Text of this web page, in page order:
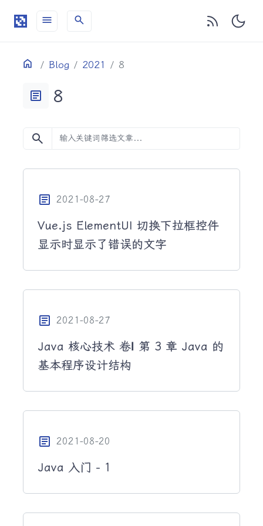
menu search
Home Blog 2021 8
目录
article 8
search
article 2021-08-27
Vue.js ElementUI 切换下拉框控件
显示时显示了错误的文字
article 2021-08-27
Java 核心技术 卷Ⅰ 第 3 章 Java 的
基本程序设计结构
article 2021-08-20
Java 入门 - 1